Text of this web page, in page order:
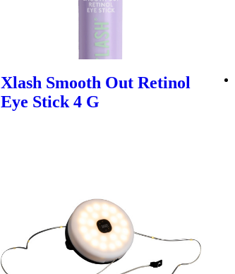
Xlash Smooth Out Retinol
Eye Stick 4 G